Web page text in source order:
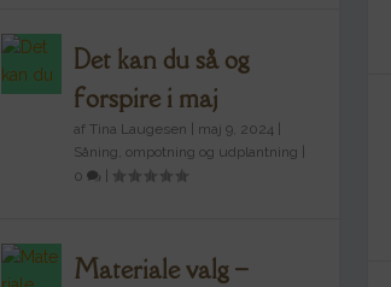
Det kan du så og
forspire i maj
af Tina Laugesen maj 9, 2024
Såning, ompotning og udplantning
0
Materiale valg –